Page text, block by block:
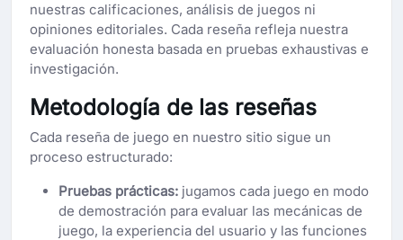
nuestras calificaciones, análisis de juegos ni
opiniones editoriales. Cada reseña refleja nuestra
evaluación honesta basada en pruebas exhaustivas e
investigación.
Metodología de las reseñas
Cada reseña de juego en nuestro sitio sigue un
proceso estructurado:
Pruebas prácticas: jugamos cada juego en modo
de demostración para evaluar las mecánicas de
juego, la experiencia del usuario y las funciones